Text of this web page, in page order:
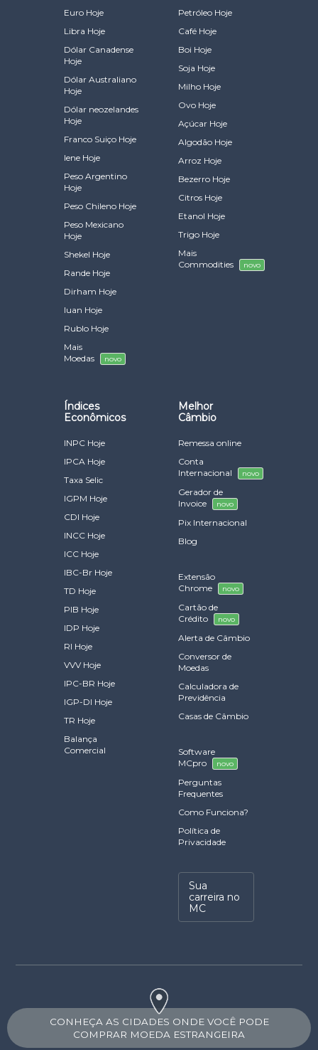
Euro Hoje
Libra Hoje
Dólar Canadense
Hoje
Dólar Australiano
Hoje
Dólar neozelandes
Hoje
Franco Suiço Hoje
Iene Hoje
Peso Argentino
Hoje
Peso Chileno Hoje
Peso Mexicano
Hoje
Shekel Hoje
Rande Hoje
Dirham Hoje
Iuan Hoje
Rublo Hoje
Mais
Moedas
novo
Petróleo Hoje
Café Hoje
Boi Hoje
Soja Hoje
Milho Hoje
Ovo Hoje
Açúcar Hoje
Algodão Hoje
Arroz Hoje
Bezerro Hoje
Citros Hoje
Etanol Hoje
Trigo Hoje
Mais
Commodities
novo
Índices
Econômicos
INPC Hoje
IPCA Hoje
Taxa Selic
IGPM Hoje
CDI Hoje
INCC Hoje
ICC Hoje
IBC-Br Hoje
TD Hoje
PIB Hoje
IDP Hoje
RI Hoje
VVV Hoje
IPC-BR Hoje
IGP-DI Hoje
TR Hoje
Balança
Comercial
Melhor
Câmbio
Remessa online
Conta
Internacional
novo
Gerador de
Invoice
novo
Pix Internacional
Blog
Extensão
Chrome
novo
Cartão de
Crédito
novo
Alerta de Câmbio
Conversor de
Moedas
Calculadora de
Previdência
Casas de Câmbio
Software
MCpro
novo
Perguntas
Frequentes
Como Funciona?
Política de
Privacidade
Sua
carreira no
MC
CONHEÇA AS CIDADES ONDE VOCÊ PODE
COMPRAR MOEDA ESTRANGEIRA